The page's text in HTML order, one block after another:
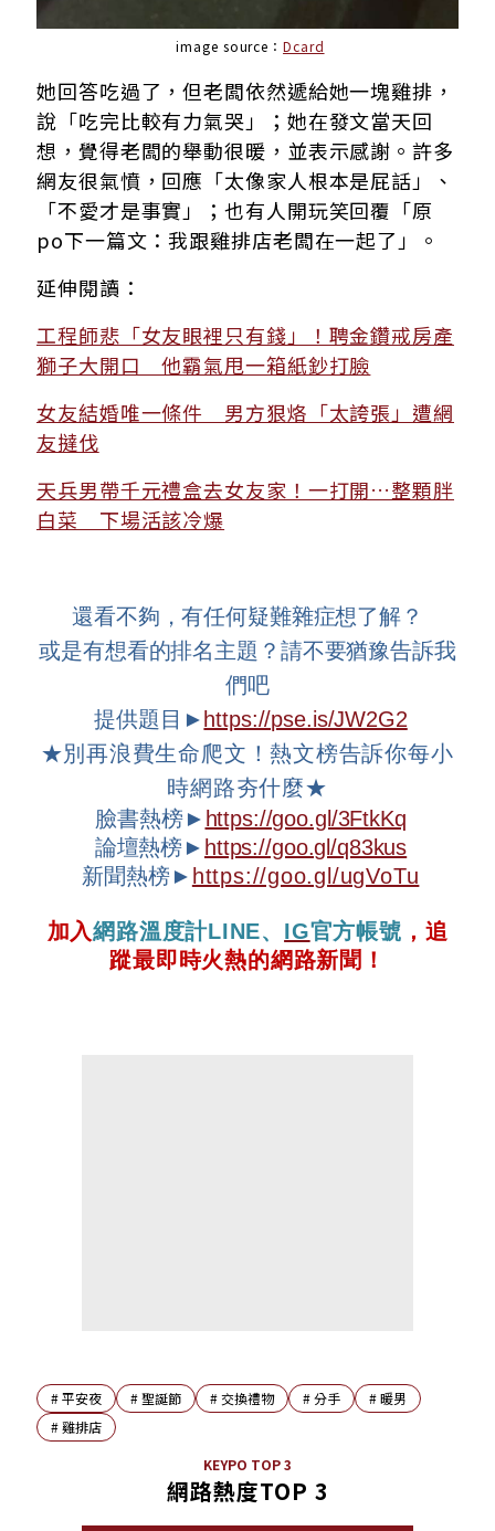
image source：Dcard
她回答吃過了，但老闆依然遞給她一塊雞排，
說「吃完比較有力氣哭」；她在發文當天回
想，覺得老闆的舉動很暖，並表示感謝。許多
網友很氣憤，回應「太像家人根本是屁話」、
「不愛才是事實」；也有人開玩笑回覆「原
po下一篇文：我跟雞排店老闆在一起了」。
延伸閱讀：
工程師悲「女友眼裡只有錢」！聘金鑽戒房產
獅子大開口 他霸氣甩一箱紙鈔打臉
女友結婚唯一條件 男方狠烙「太誇張」遭網
友撻伐
天兵男帶千元禮盒去女友家！一打開…整顆胖
白菜 下場活該冷爆
還看不夠，有任何疑難雜症想了解？
或是有想看的排名主題？請不要猶豫告訴我
們吧
提供題目► https://pse.is/JW2G2
★別再浪費生命爬文！熱文榜告訴你每小
時網路夯什麼★
臉書熱榜► https://goo.gl/3FtkKq
論壇熱榜► https://goo.gl/q83kus
新聞熱榜► https://goo.gl/ugVoTu
加入網路溫度計LINE、 IG官方帳號 ，追
蹤最即時火熱的網路新聞！
#平安夜 #聖誕節 #交換禮物 #分手 #暖男
#雞排店
KEYPO TOP 3
網路熱度TOP 3